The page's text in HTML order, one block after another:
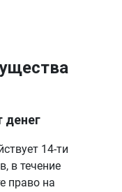
денег
14-ти
в течение
право на